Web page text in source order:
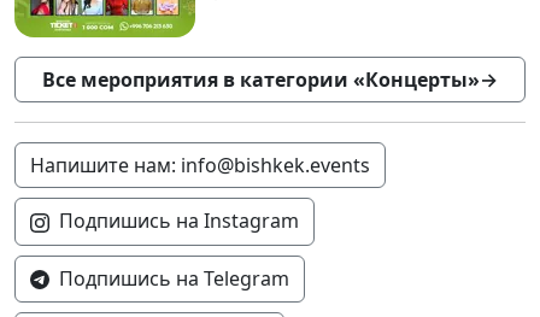
Все мероприятия в категории «Концерты»→
Напишите нам: info@bishkek.events
Подпишись на Instagram
Подпишись на Telegram